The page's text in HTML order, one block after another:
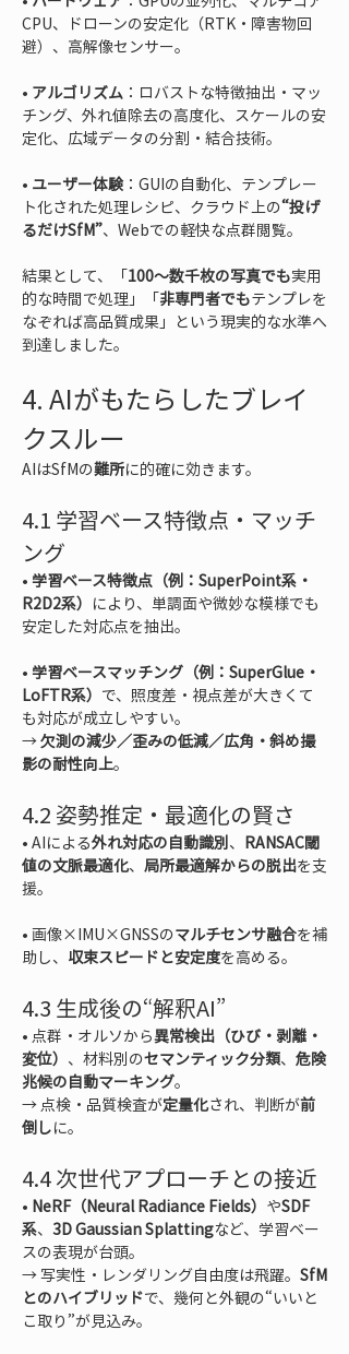
CPU、ドローンの安定化（RTK・障害物回
• アルゴリズム ：ロバストな特徴抽出・マッ
チング、外れ値除去の高度化、スケールの安
• ユーザー体験：GUIの自動化、テンプレー
ト化された処理レシピ、クラウド上の“投げ
るだけSfM”、Webでの軽快な点群閲覧。
結果として、「100〜数千枚の写真でも実用
的な時間で処理」「非専門者でもテンプレを
なぞれば高品質成果」という現実的な水準へ
到達しました。
4. AIがもたらしたブレイ
クスルー
AIはSfMの難所に的確に効きます。
4.1 学習ベース特徴点・マッチ
ング
• 学習ベース特徴点（例：SuperPoint系・
R2D2系） により、単調面や微妙な模様でも
• 学習ベースマッチング（例：SuperGlue・
LoFTR系） で、照度差・視点差が大きくて
も対応が成立しやすい。
→ 欠測の減少／歪みの低減／広角・斜め撮
影の耐性向上。
4.2 姿勢推定・最適化の賢さ
• AIによる外れ対応の自動識別、 RANSAC閾
値の文脈最適化、 局所最適解からの脱出を支
• 画像×IMU×GNSSのマルチセンサ融合を補
助し、 収束スピードと安定度を高める。
4.3 生成後の“解釈AI”
• 点群・オルソから異常検出（ひび・剥離・
変位） 、材料別のセマンティック分類、 危険
兆候の自動マーキング。
→ 点検・品質検査が定量化され、判断が前
倒しに。
4.4 次世代アプローチとの接近
• NeRF（Neural Radiance Fields） やSDF
系、 3D Gaussian Splattingなど、学習ベー
スの表現が台頭。
→ 写実性・レンダリング自由度は飛躍。 SfM
とのハイブリッドで、幾何と外観の“いいと
こ取り”が見込み。